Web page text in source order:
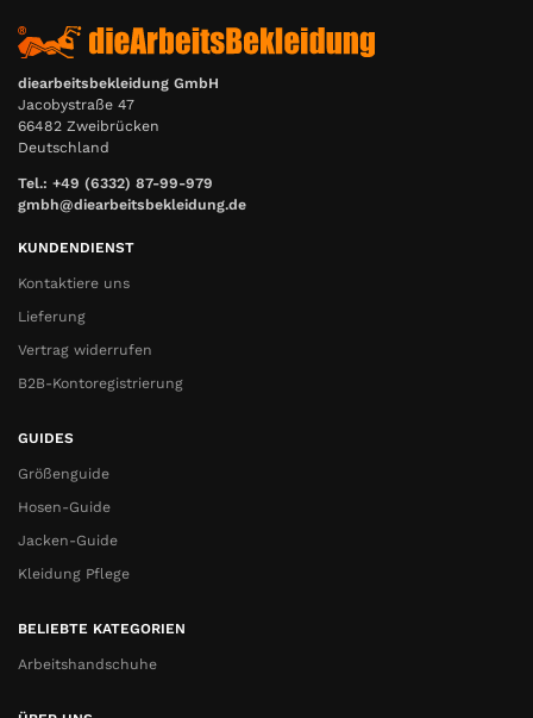
diearbeitsbekleidung GmbH
Jacobystraße 47
66482 Zweibrücken
Deutschland
Tel.: +49 (6332) 87-99-979
gmbh@diearbeitsbekleidung.de
KUNDENDIENST
Kontaktiere uns
Lieferung
Vertrag widerrufen
B2B-Kontoregistrierung
GUIDES
Größenguide
Hosen-Guide
Jacken-Guide
Kleidung Pflege
BELIEBTE KATEGORIEN
Arbeitshandschuhe